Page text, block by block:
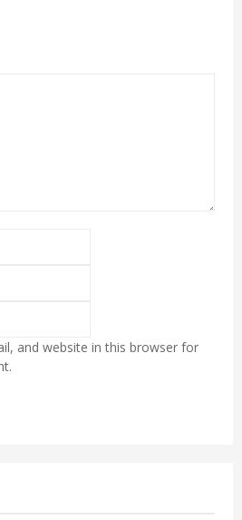
and website in this browser for